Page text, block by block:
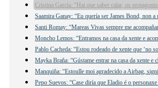
Cristina García: “Hai que saber calar, os
Saamira Ganay: “Eu quería ser James Bond, non a
Santi Romay: “Mareas Vivas sempre me
Moncho Lemos: “Entramos na casa da xente e
Pablo Cacheda: “Estou rodeado de xente que ‘no
Mayka Braña: “Gústame entrar na casa da xente e
Manquiña: “Estoulle moi agradecido a Airbag,
Pepo Suevos: “Case diría que Eladio é o